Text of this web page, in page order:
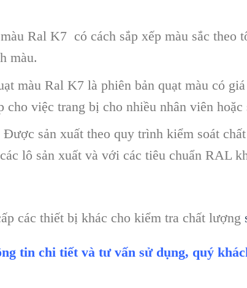
Ral K7 có cách sắp xếp màu sắc theo
màu.
màu Ral K7 là phiên bản quạt màu có
cho việc trang bị cho nhiều nhân viên hoặc
Được sản xuất theo quy trình kiểm soát
lô sản xuất và với các tiêu chuẩn RAL
các thiết bị khác cho kiểm tra chất lượng
tin chi tiết và tư vấn sử dụng, quý